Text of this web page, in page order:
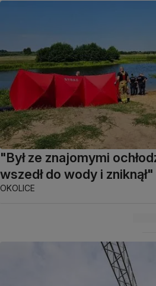
"Był ze znajomymi
wszedł do wody i zniknął"
OKOLICE